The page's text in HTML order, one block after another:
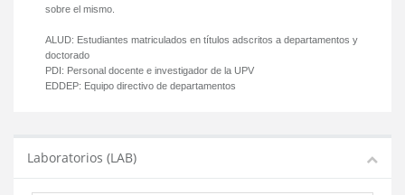
sobre el mismo.
ALUD: Estudiantes matriculados en títulos adscritos a departamentos y
doctorado
PDI: Personal docente e investigador de la UPV
EDDEP: Equipo directivo de departamentos
Laboratorios (LAB)